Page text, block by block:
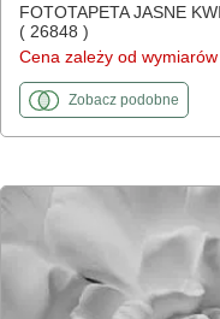
FOTOTAPETA JASNE
( 26848 )
Cena zależy od wymiarów
Zobaczfototapety
podobnedo